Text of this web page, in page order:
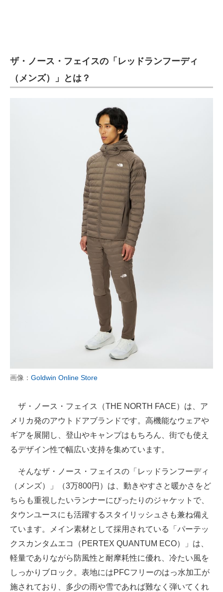
エネルギーの専門メディア
ちょっと気になるネットの話題
ザ・ノース・フェイスの「レッドランフーディ
（メンズ）」とは？
画像： Goldwin Online Store
ザ・ノース・フェイス（THE NORTH FACE）は、ア
メリカ発のアウトドアブランドです。高機能なウェアや
ギアを展開し、登山やキャンプはもちろん、街でも使え
るデザイン性で幅広い支持を集めています。
そんなザ・ノース・フェイスの「レッドランフーディ
（メンズ）」（3万800円）は、動きやすさと暖かさをど
ちらも重視したいランナーにぴったりのジャケットで、
タウンユースにも活躍するスタイリッシュさも兼ね備え
ています。メイン素材として採用されている「パーテッ
クスカンタムエコ（PERTEX QUANTUM ECO）」は、
軽量でありながら防風性と耐摩耗性に優れ、冷たい風を
しっかりブロック。表地にはPFCフリーのはっ水加工が
施されており、多少の雨や雪であれば難なく弾いてくれ